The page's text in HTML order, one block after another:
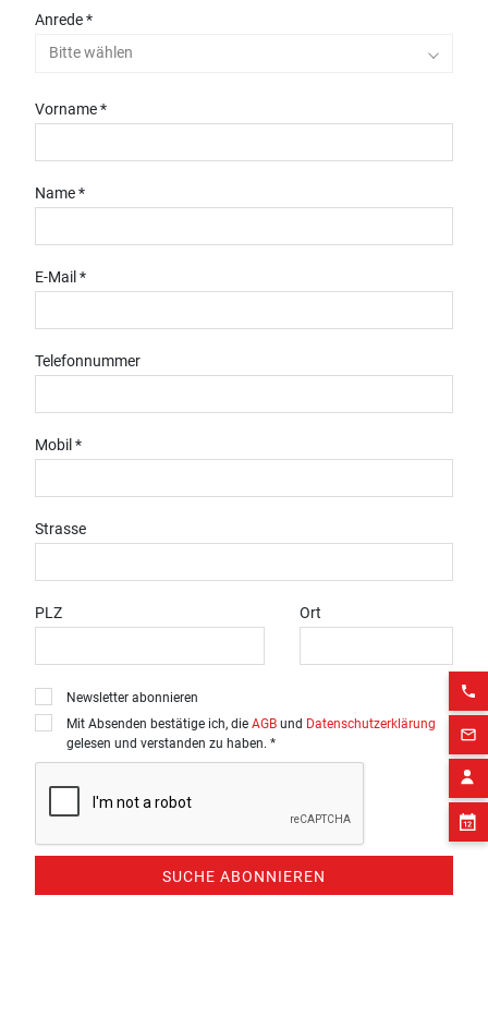
phone
mail_outline
Anrede *
Bitte wählen
Vorname *
Name *
E-Mail *
Telefonnummer
Mobil *
Strasse
PLZ Ort
Newsletter abonnieren
Mit Absenden bestätige ich, die AGB und Datenschutzerklärung
gelesen und verstanden zu haben. *
SUCHE ABONNIEREN